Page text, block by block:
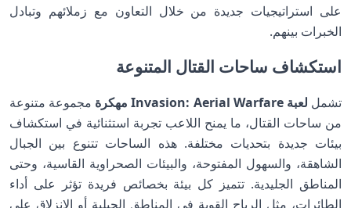
على استراتيجيات جديدة من خلال التعاون مع زملائهم وتبادل
الخبرات بينهم.
استكشاف ساحات القتال المتنوعة
تشمل لعبة Invasion: Aerial Warfare مهكرة
مجموعة متنوعة
من ساحات القتال، ما يمنح اللاعب تجربة استثنائية في استكشاف
بيئات جديدة بتحديات مختلفة. هذه الساحات تتنوع بين الجبال
الشاهقة، والسهول المفتوحة، والبيئات الصحراوية القاسية، وحتى
المناطق الجليدية. تتميز كل بيئة بخصائص فريدة تؤثر على أداء
الطائرات، مثل الرياح القوية في المناطق الجبلية أو الانزلاق على